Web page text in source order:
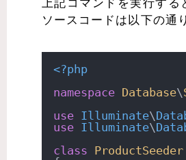
上記コマンドを実行す
ソースコードは以下の通
<?php
namespace Database\
use Illuminate\
use Illuminate\
class ProductSeeder